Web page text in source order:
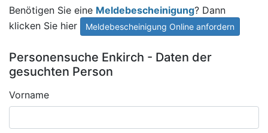
Benötigen Sie eine Meldebescheinigung? Dann
klicken Sie hier
Meldebescheinigung Online anfordern
Personensuche Enkirch - Daten der
gesuchten Person
Vorname